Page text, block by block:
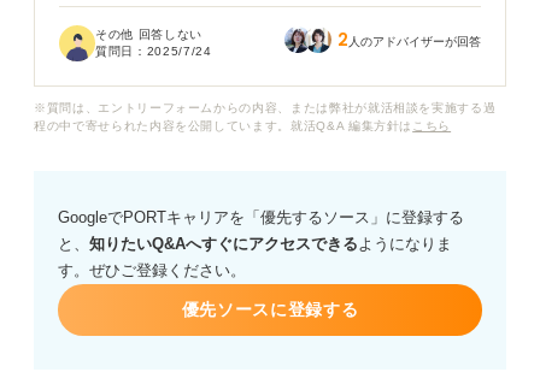
る難しさや注意点があるのでしょうか？
な対策や練習方法があれば知りたいです。
その他 回答しない
質問日： 2025/7/24 2 人のアドバイザーが回答
※質問は、エントリーフォームからの内容、または弊社が就活相談を実施する過
程の中で寄せられた内容を公開しています。就活Q&A 編集方針は こちら
GoogleでPORTキャリアを「優先するソース」に登録する
と、 知りたいQ&Aへすぐにアクセスできるようになりま
す。ぜひご登録ください。
優先ソースに登録する